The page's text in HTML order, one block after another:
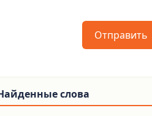
Отправить
слова